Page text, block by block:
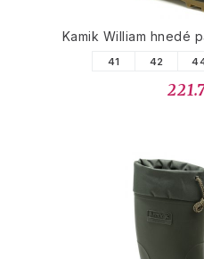
Kamik William hnedé
41 42